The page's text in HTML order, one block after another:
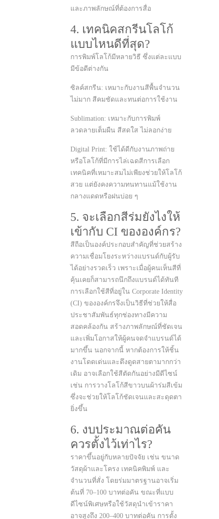
และภาพลักษณ์ที่ต้องการสื่อ
4. เทคนิคสกรีนโลโก้
แบบไหนดีที่สุด?
การพิมพ์โลโก้มีหลายวิธี ซึ่งแต่ละแบบ
มีข้อดีต่างกัน
ซิลค์สกรีน: เหมาะกับงานสีพื้นจำนวน
ไม่มาก สีคมชัดและทนต่อการใช้งาน
Sublimation: เหมาะกับการพิมพ์
ลวดลายเต็มผืน สีสดใส ไม่ลอกง่าย
Digital Print: ใช้ได้ดีกับงานภาพถ่าย
หรือโลโก้ที่มีการไล่เฉดสีการเลือก
เทคนิคที่เหมาะสมไม่เพียงช่วยให้โลโก้
สวย แต่ยังคงความทนทานแม้ใช้งาน
กลางแดดหรือฝนบ่อย ๆ
5. จะเลือกสีร่มยังไงให้
เข้ากับ CI ขององค์กร?
สีถือเป็นองค์ประกอบสำคัญที่ช่วยสร้าง
ความเชื่อมโยงระหว่างแบรนด์กับผู้รับ
ได้อย่างรวดเร็ว เพราะเมื่อผู้คนเห็นสีที่
คุ้นเคยก็สามารถนึกถึงแบรนด์ได้ทันที
การเลือกใช้สีที่อยู่ใน Corporate Identity
(CI) ขององค์กรจึงเป็นวิธีที่ช่วยให้สื่อ
ประชาสัมพันธ์ทุกช่องทางมีความ
สอดคล้องกัน สร้างภาพลักษณ์ที่ชัดเจน
และเพิ่มโอกาสให้ผู้คนจดจำแบรนด์ได้
มากขึ้น นอกจากนี้ หากต้องการให้ชิ้น
งานโดดเด่นและดึงดูดสายตามากกว่า
เดิม อาจเลือกใช้สีตัดกันอย่างมีดีไซน์
เช่น การวางโลโก้สีขาวบนผ้าร่มสีเข้ม
ซึ่งจะช่วยให้โลโก้ชัดเจนและสะดุดตา
ยิ่งขึ้น
6. งบประมาณต่อคัน
ควรตั้งไว้เท่าไร?
ราคาขึ้นอยู่กับหลายปัจจัย เช่น ขนาด
วัสดุผ้าและโครง เทคนิคพิมพ์ และ
จำนวนที่สั่ง โดยร่มมาตรฐานอาจเริ่ม
ต้นที่ 70–100 บาทต่อคัน ขณะที่แบบ
ดีไซน์พิเศษหรือใช้วัสดุนำเข้าราคา
อาจสูงถึง 200–400 บาทต่อคัน การตั้ง